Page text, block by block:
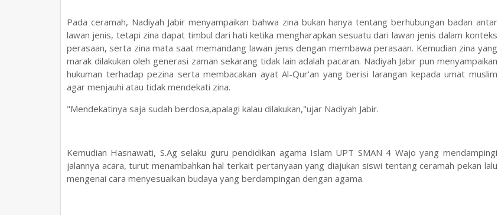
Pada ceramah, Nadiyah Jabir menyampaikan bahwa zina bukan hanya tentang berhubungan badan antar
lawan jenis, tetapi zina dapat timbul dari hati ketika mengharapkan sesuatu dari lawan jenis dalam konteks
perasaan, serta zina mata saat memandang lawan jenis dengan membawa perasaan. Kemudian zina yang
marak dilakukan oleh generasi zaman sekarang tidak lain adalah pacaran. Nadiyah Jabir pun menyampaikan
hukuman terhadap pezina serta membacakan ayat Al-Qur'an yang berisi larangan kepada umat muslim
agar menjauhi atau tidak mendekati zina.
"Mendekatinya saja sudah berdosa,apalagi kalau dilakukan,"ujar Nadiyah Jabir.
Kemudian Hasnawati, S.Ag selaku guru pendidikan agama Islam UPT SMAN 4 Wajo yang mendampingi
jalannya acara, turut menambahkan hal terkait pertanyaan yang diajukan siswi tentang ceramah pekan lalu
mengenai cara menyesuaikan budaya yang berdampingan dengan agama.